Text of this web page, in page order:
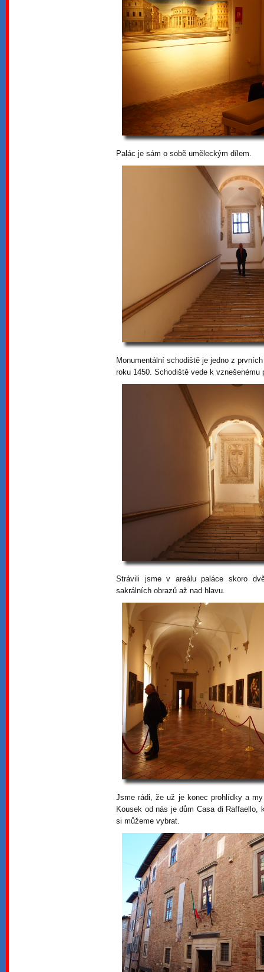
Palác je sám o sobě uměleckým dílem.
Monumentální schodiště je jedno z
roku 1450. Schodiště vede k
Strávili jsme v areálu paláce skoro
sakrálních obrazů až nad hlavu.
Jsme rádi, že už je konec prohlídky a
Kousek od nás je dům Casa di
si můžeme vybrat.